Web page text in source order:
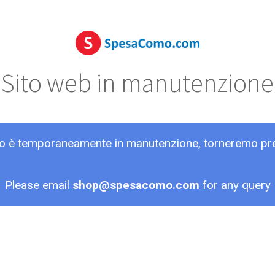
Sito web in manutenzione
è temporaneamente in manutenzione, torneremo
Please email shop@spesacomo.com for any query